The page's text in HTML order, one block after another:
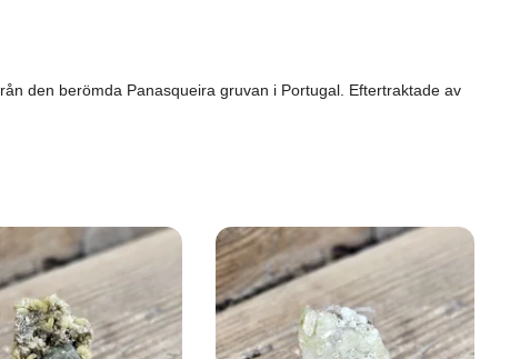
den berömda Panasqueira gruvan i Portugal. Eftertraktade av